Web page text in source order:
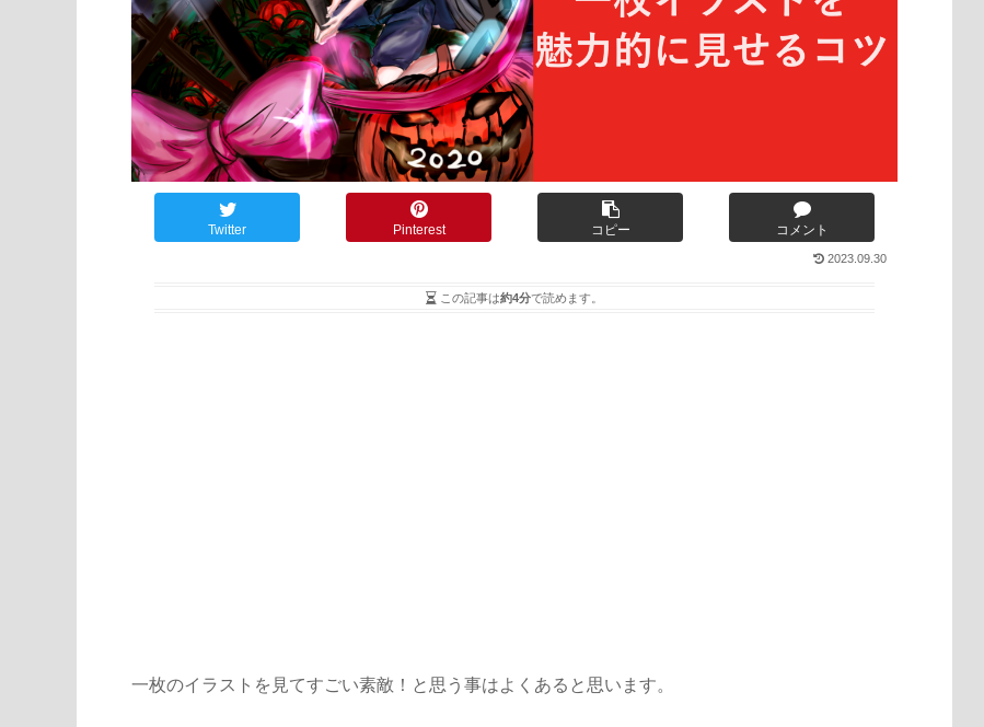
Twitter Pinterest コピー コメント
2023.09.30
この記事は約4分で読めます。
一枚のイラストを見てすごい素敵！と思う事はよくあると思います。